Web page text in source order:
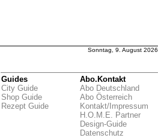
Sonntag, 9. August 2026
Guides
City Guide
Shop Guide
Rezept Guide
Abo.Kontakt
Abo Deutschland
Abo Österreich
Kontakt/Impressum
H.O.M.E. Partner
Design-Guide
Datenschutz